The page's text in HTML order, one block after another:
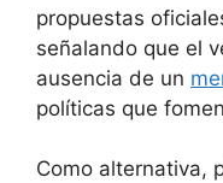
propuestas
señalando que el
ausencia de un
políticas que
Como alternativa,